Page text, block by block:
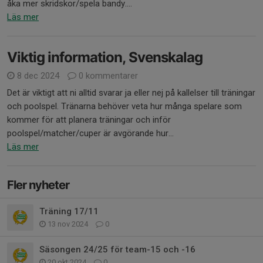
åka mer skridskor/spela bandy....
Läs mer
Viktig information, Svenskalag
8 dec 2024
0 kommentarer
Det är viktigt att ni alltid svarar ja eller nej på kallelser till träningar
och poolspel. Tränarna behöver veta hur många spelare som
kommer för att planera träningar och inför
poolspel/matcher/cuper är avgörande hur...
Läs mer
Fler nyheter
Träning 17/11
13 nov 2024 0
Säsongen 24/25 för team-15 och -16